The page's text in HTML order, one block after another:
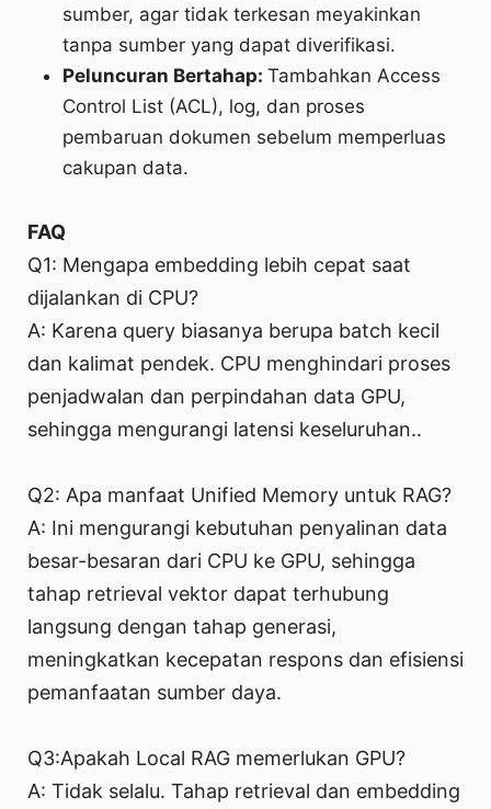
sumber, agar tidak terkesan meyakinkan
tanpa sumber yang dapat diverifikasi.
Peluncuran Bertahap:Tambahkan Access
Control List (ACL), log, dan proses
pembaruan dokumen sebelum memperluas
cakupan data.
FAQ
Q1: Mengapa embedding lebih cepat saat
dijalankan di CPU?
A: Karena query biasanya berupa batch kecil
dan kalimat pendek. CPU menghindari proses
penjadwalan dan perpindahan data GPU,
sehingga mengurangi latensi keseluruhan..
Q2: Apa manfaat Unified Memory untuk RAG?
A: Ini mengurangi kebutuhan penyalinan data
besar-besaran dari CPU ke GPU, sehingga
tahap retrieval vektor dapat terhubung
langsung dengan tahap generasi,
meningkatkan kecepatan respons dan efisiensi
pemanfaatan sumber daya.
Q3:Apakah Local RAG memerlukan GPU?
A: Tidak selalu. Tahap retrieval dan embedding